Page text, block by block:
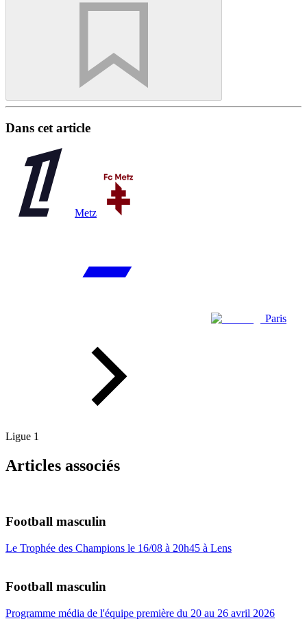
Dans cet article
Metz
Paris
Ligue 1
Articles associés
Football masculin
Le Trophée des Champions le 16/08 à 20h45 à Lens
Football masculin
Programme média de l'équipe première du 20 au 26 avril 2026